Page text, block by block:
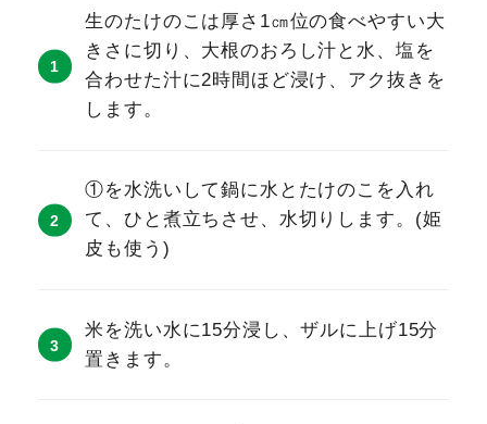
生のたけのこは厚さ1㎝位の食べやすい大
きさに切り、大根のおろし汁と水、塩を
合わせた汁に2時間ほど浸け、アク抜きを
します。
①を水洗いして鍋に水とたけのこを入れ
て、ひと煮立ちさせ、水切りします。(姫
皮も使う)
米を洗い水に15分浸し、ザルに上げ15分
置きます。